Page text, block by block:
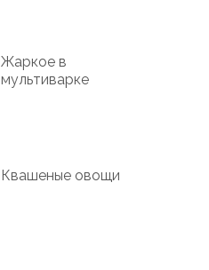
Жаркое в
мультиварке
Квашеные овощи